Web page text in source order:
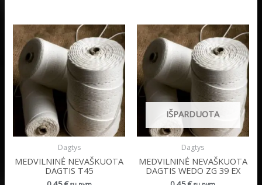
Dagtys
MEDVILNINĖ NEVAŠKUOTA
DAGTIS T45
IŠPARDUOTA
Dagtys
MEDVILNINĖ NEVAŠKUOTA
DAGTIS WEDO ZG 39 EX